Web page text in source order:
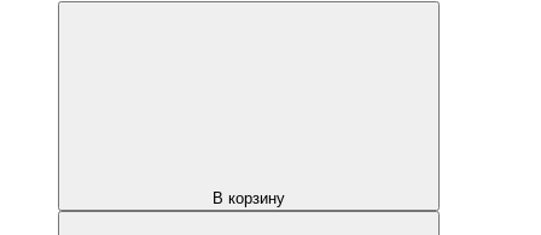
В корзину